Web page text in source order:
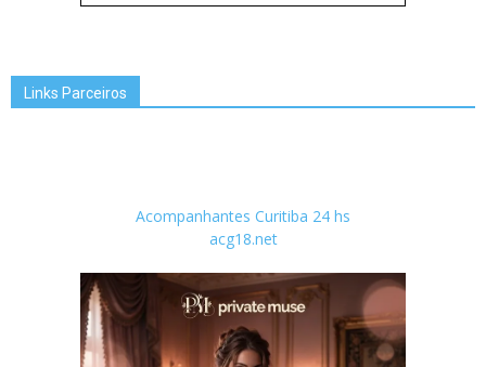
Links Parceiros
Acompanhantes Curitiba 24 hs
acg18.net